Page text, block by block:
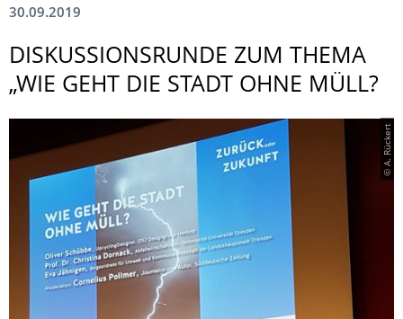
30.09.2019
DISKUSSIONSRUN­DE ZUM THEMA
„WIE GEHT DIE STADT OHNE MÜLL?
© A. Rückert